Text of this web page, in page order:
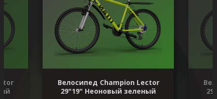
Велосипед Champion Lector
29"19" Неоновый зеленый